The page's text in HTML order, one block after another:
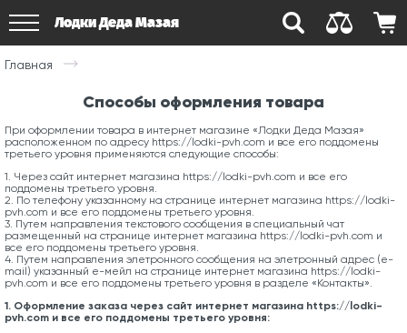
Лодки Деда Мазая
Главная
Способы оформления товара
При оформлении товара в интернет магазине «Лодки Деда Мазая»
расположенном по адресу https://lodki-pvh.com и все его поддомены
третьего уровня применяются следующие способы:
1. Через сайт интернет магазина https://lodki-pvh.com и все его
поддомены третьего уровня.
2. По телефону указанному на странице интернет магазина https://lodki-
pvh.com и все его поддомены третьего уровня.
3. Путем направления текстового сообщения в специальный чат
размещенный на странице интернет магазина https://lodki-pvh.com и
все его поддомены третьего уровня.
4. Путем направления элетронного сообщения на элетронный адрес (e-
mail) указанный е-мейл на странице интернет магазина https://lodki-
pvh.com и все его поддомены третьего уровня в разделе «Контакты».
1. Оформление заказа через сайт интернет магазина https://lodki-
pvh.com и все его поддомены третьего уровня: